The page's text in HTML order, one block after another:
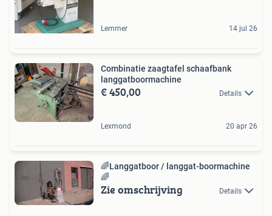
Lemmer 14 jul 26
Combinatie zaagtafel schaafbank
langgatboormachine
€ 450,00 Details
Lexmond 20 apr 26
🌈Langgatboor / langgat-boormachine
🌈
Zie omschrijving Details